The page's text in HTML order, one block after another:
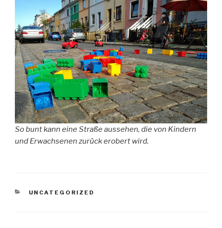
So bunt kann eine Straße aussehen, die von Kindern
und Erwachsenen zurück erobert wird.
KATEGORIEN
UNCATEGORIZED